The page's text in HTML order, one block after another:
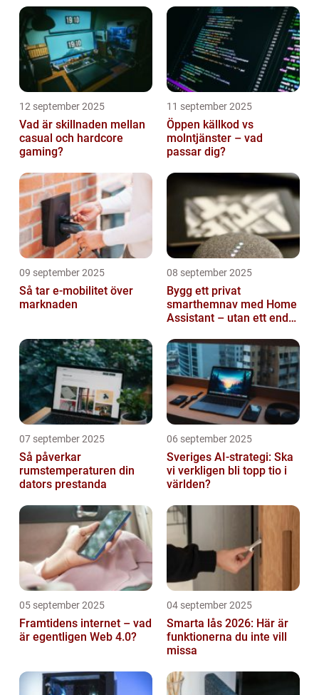
12 september 2025
Vad är skillnaden mellan
casual och hardcore
gaming?
11 september 2025
Öppen källkod vs
molntjänster – vad
passar dig?
09 september 2025
Så tar e-mobilitet över
marknaden
08 september 2025
Bygg ett privat
smarthemnav med Home
Assistant – utan ett enda
07 september 2025
Så påverkar
rumstemperaturen din
dators prestanda
06 september 2025
Sveriges AI-strategi: Ska
vi verkligen bli topp tio i
världen?
05 september 2025
Framtidens internet – vad
är egentligen Web 4.0?
04 september 2025
Smarta lås 2026: Här är
funktionerna du inte vill
missa